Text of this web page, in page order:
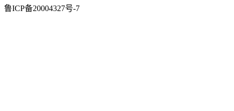
鲁ICP备20004327号-7